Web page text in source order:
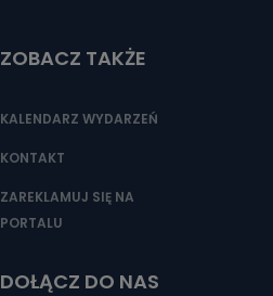
ZOBACZ TAKŻE
KALENDARZ WYDARZEŃ
KONTAKT
ZAREKLAMUJ SIĘ NA
PORTALU
DOŁĄCZ DO NAS